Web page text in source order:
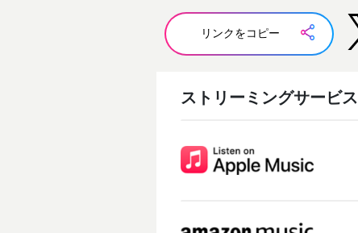
リンクをコピー
ストリーミングサービス